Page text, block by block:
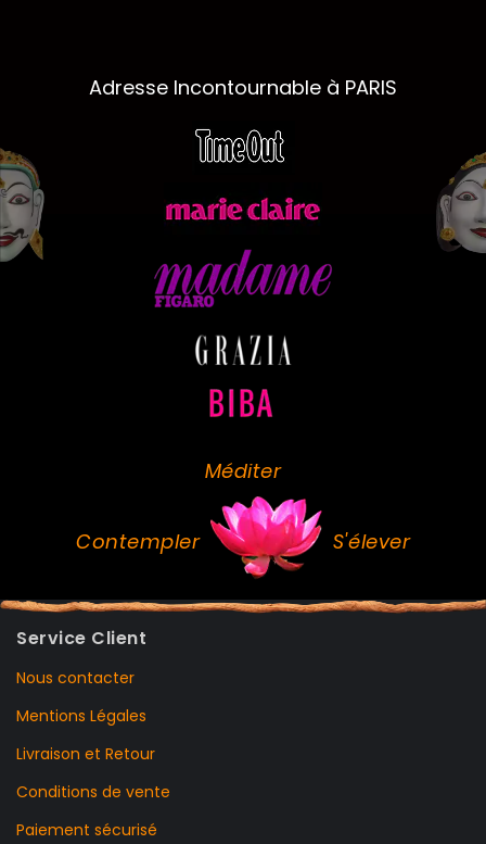
Adresse Incontournable à PARIS
Méditer
Contempler S'élever
Service Client
Nous contacter
Mentions Légales
Livraison et Retour
Conditions de vente
Paiement sécurisé